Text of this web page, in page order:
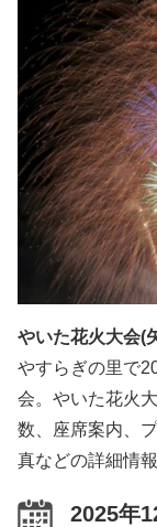
やいた花火大会(
やすらぎの里で
会。やいた花火
数、座席案内、
真などの詳細情報
2025年